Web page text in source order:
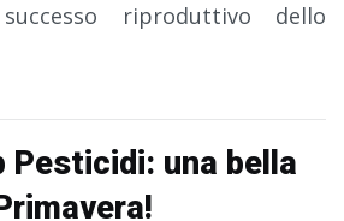
riproduttivo dello
Pesticidi: una bella